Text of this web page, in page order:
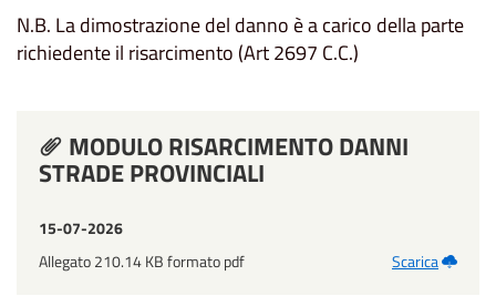
N.B. La dimostrazione del danno è a carico della parte
richiedente il risarcimento (Art 2697 C.C.)
MODULO RISARCIMENTO DANNI
STRADE PROVINCIALI
15-07-2026
Allegato 210.14 KB formato pdf
Scarica